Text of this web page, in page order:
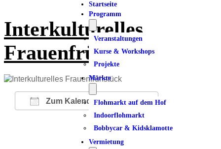
Startseite
Programm
Veranstaltungen
Kurse & Workshops
Projekte
Märkte
Flohmarkt auf dem Hof
Indoorflohmarkt
Bobbycar & Kidsklamotte
Vermietung
Interkulturelles
Frauenfrühstück
Zum Kalender hinzufügen
ICS herunterladen
Google Kalender
iCalendarOffice 365Outlook Live